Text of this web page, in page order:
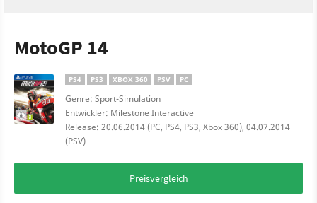
MotoGP 14
PS4 PS3 XBOX 360 PSV PC
Genre: Sport-Simulation
Entwickler: Milestone Interactive
Release: 20.06.2014 (PC, PS4, PS3, Xbox 360), 04.07.2014
(PSV)
Preisvergleich